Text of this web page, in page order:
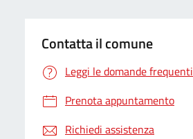
Contatta il comune
Leggi le domande frequenti
Prenota appuntamento
Richiedi assistenza